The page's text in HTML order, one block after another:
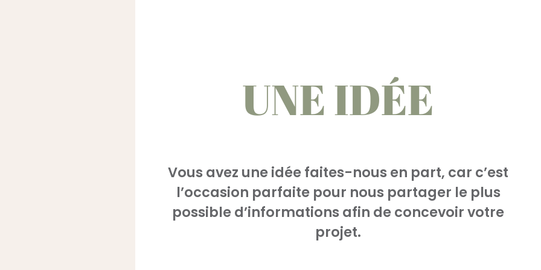
UNE IDÉE
Vous avez une idée faites-nous en part, car c’est
l’occasion parfaite pour nous partager le plus
possible d’informations afin de concevoir votre
projet.